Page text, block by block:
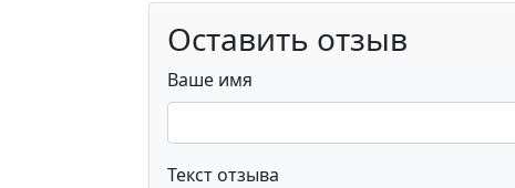
Оставить отзыв
Ваше имя
Текст отзыва